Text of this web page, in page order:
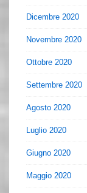
Dicembre 2020
Novembre 2020
Ottobre 2020
Settembre 2020
Agosto 2020
Luglio 2020
Giugno 2020
Maggio 2020